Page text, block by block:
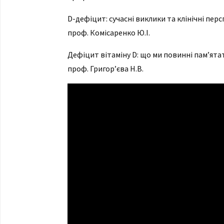
D-дефіцит: сучасні виклики та клінічні
проф. Комісаренко Ю.І.
Дефіцит вітаміну D: що ми повинні
проф. Григор’єва Н.В.